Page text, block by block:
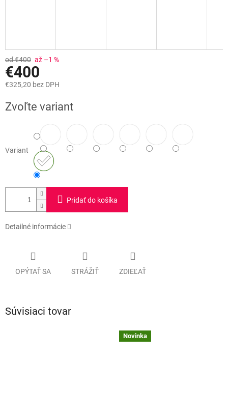
od €400 až –1 %
€400
€325,20 bez DPH
cena:
Zvoľte variant
Variant
Pridať do košíka
Detailné informácie
OPÝTAŤ SA STRÁŽIŤ ZDIEĽAŤ
Súvisiaci tovar
Novinka